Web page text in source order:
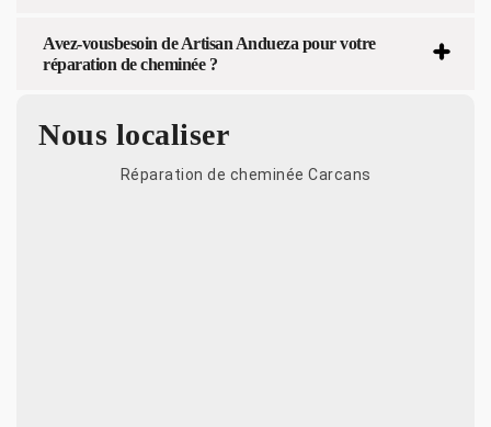
Avez-vousbesoin de Artisan Andueza pour votre
réparation de cheminée ?
Nous localiser
Réparation de cheminée Carcans